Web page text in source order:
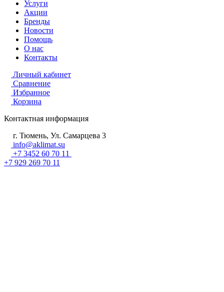
Услуги
Акции
Бренды
Новости
Помощь
О нас
Контакты
Личный кабинет
Сравнение
Избранное
Корзина
Контактная информация
г. Тюмень, Ул. Самарцева 3
info@aklimat.su
+7 3452 60 70 11
+7 929 269 70 11